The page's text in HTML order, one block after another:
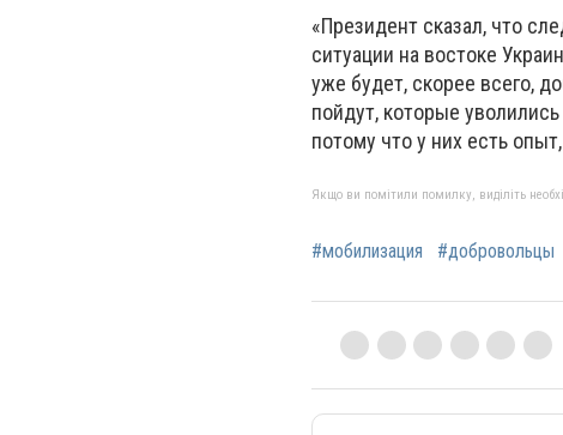
«Президент сказал, что
ситуации на востоке
уже будет, скорее всего,
пойдут, которые
потому что у них есть
Якщо ви помітили помилку, виділіть
#мобилизация #добровольцы